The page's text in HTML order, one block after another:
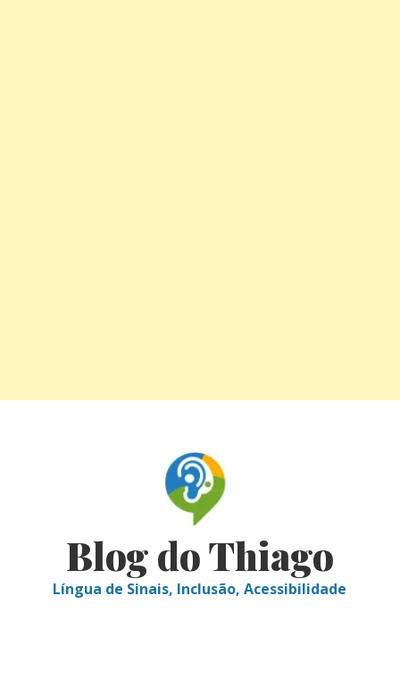
Blog do Thiago
Língua de Sinais, Inclusão, Acessibilidade